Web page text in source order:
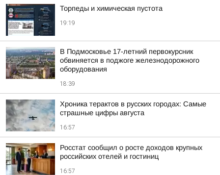
Торпеды и химическая пустота
19:19
В Подмосковье 17-летний первокурсник
обвиняется в поджоге железнодорожного
оборудования
18:39
Хроника терактов в русских городах: Самые
страшные цифры августа
16:57
Росстат сообщил о росте доходов крупных
российских отелей и гостиниц
16:57